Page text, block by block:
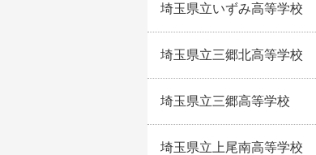
埼玉県立いずみ高等学校
埼玉県立三郷北高等学校
埼玉県立三郷高等学校
埼玉県立上尾南高等学校